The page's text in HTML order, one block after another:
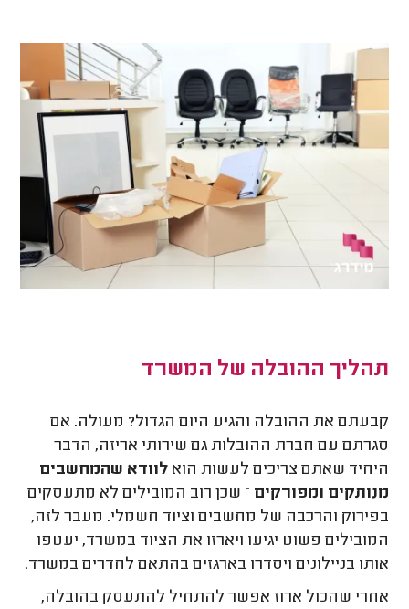
תהליך ההובלה של המשרד
קבעתם את ההובלה והגיע היום הגדול? מעולה. אם
סגרתם עם חברת ההובלות גם שירותי אריזה, הדבר
היחיד שאתם צריכים לעשות הואלוודא שהמחשבים
מנותקים ומפורקים – שכן רוב המובילים לא מתעסקים
בפירוק והרכבה של מחשבים וציוד חשמלי. מעבר לזה,
המובילים פשוט יגיעו ויארזו את הציוד במשרד, יעטפו
אותו בניילונים ויסדרו בארגזים בהתאם לחדרים במשרד.
אחרי שהכול ארוז אפשר להתחיל להתעסק בהובלה,